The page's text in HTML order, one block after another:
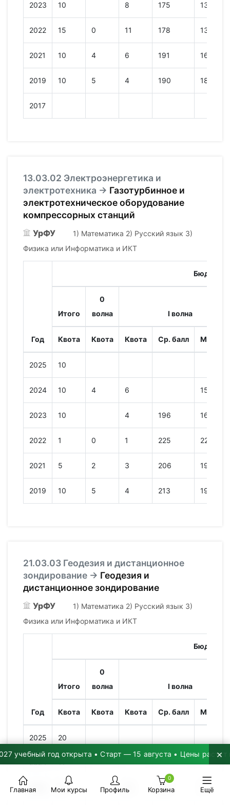
2023 10 8 175 139
2022 15 0 11 178 137
2021 10 4 6 191 160
2019 10 5 4 190 186
2017
13.03.02 Электроэнергетика и
электротехника → Газотурбинное и
электротехническое оборудование
компрессорных станций
УрФУ
1) Математика 2) Русский язык 3)
Физика или Информатика и ИКТ
Год
Бюджет
Итого
0
волна
I волна
Квота Квота Квота Ср. балл Мин.
2025 10
2024 10 4 6 155
2023 10 4 196 167
2022 1 0 1 225 225
2021 5 2 3 206 195
2019 10 5 4 213 198
21.03.03 Геодезия и дистанционное
зондирование → Геодезия и
дистанционное зондирование
УрФУ
1) Математика 2) Русский язык 3)
Физика или Информатика и ИКТ
Год
Бюджет
Итого
0
волна
I волна
Квота Квота Квота Ср. балл Мин.
2025 20
2024 11
2023 30 25 222 199
год открыта • Старт — 15 августа • Цены растут на 2–3%×
Главная Мои курсы Профиль
0
Корзина Ещё